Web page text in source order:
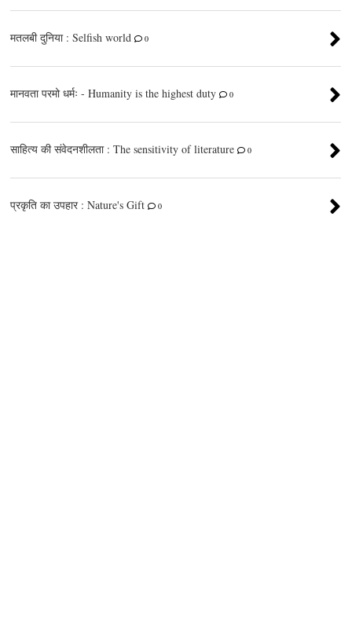
मतलबी दुनिया : Selfish world 0
मानवता परमो धर्मः - Humanity is the highest duty 0
साहित्य की संवेदनशीलता : The sensitivity of literature 0
प्रकृति का उपहार : Nature's Gift 0